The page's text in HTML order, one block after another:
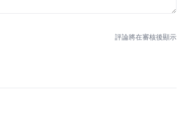
評論將在審核後顯示